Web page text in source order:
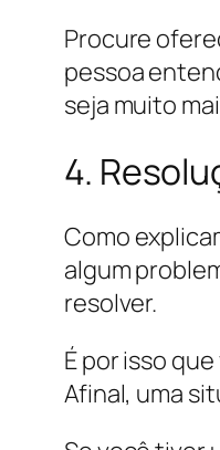
Procure
pessoa
seja muito
4.
Como
algum
resolver.
É por isso
Afinal, uma